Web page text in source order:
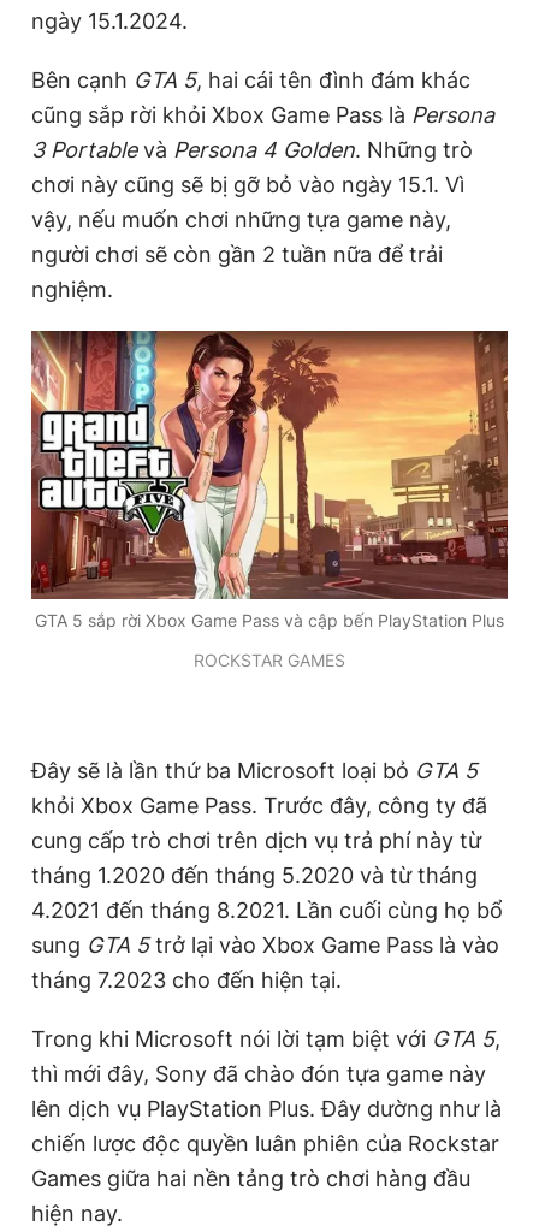
Đọc Thanh Niên trên điện thoại
Theo dõi báo trên
Hotline
0906 645 777
Liên hệ quảng cáo
0908 780 404
Đặt báo Quảng cáo RSS Tòa soạn Chính sách bảo
Tổng biên tập: Nguyễn Ngọc Toàn
Phó tổng biên tập thường trực: Hải Thành
Phó tổng biên tập: Lâm Hiếu Dũng
Phó tổng biên tập: Trần Việt Hưng
Tổng thư ký tòa soạn: Đức Trung
Giấy phép xuất bản số 110/GP - BTTTT cấp ngày 24.3.2020
© 2003-2026 Bản quyền thuộc về Báo Thanh Niên. Cấm sao
chép dưới mọi hình thức nếu không có sự chấp thuận bằng văn
bản. Phát triển bởi ePi Technologies, JSC.
ngày 15.1.2024.
Bên cạnh GTA 5, hai cái tên đình đám khác
cũng sắp rời khỏi Xbox Game Pass là Persona
3 Portablevà Persona 4 Golden. Những trò
chơi này cũng sẽ bị gỡ bỏ vào ngày 15.1. Vì
vậy, nếu muốn chơi những tựa game này,
người chơi sẽ còn gần 2 tuần nữa để trải
nghiệm.
GTA 5 sắp rời Xbox Game Pass và cập bến PlayStation Plus
ROCKSTAR GAMES
Đây sẽ là lần thứ ba Microsoft loại bỏ GTA 5
khỏi Xbox Game Pass. Trước đây, công ty đã
cung cấp trò chơi trên dịch vụ trả phí này từ
tháng 1.2020 đến tháng 5.2020 và từ tháng
4.2021 đến tháng 8.2021. Lần cuối cùng họ bổ
sung GTA 5trở lại vào Xbox Game Pass là vào
tháng 7.2023 cho đến hiện tại.
Trong khi Microsoft nói lời tạm biệt với GTA 5,
thì mới đây, Sony đã chào đón tựa game này
lên dịch vụ PlayStation Plus. Đây dường như là
chiến lược độc quyền luân phiên của Rockstar
Games giữa hai nền tảng trò chơi hàng đầu
hiện nay.